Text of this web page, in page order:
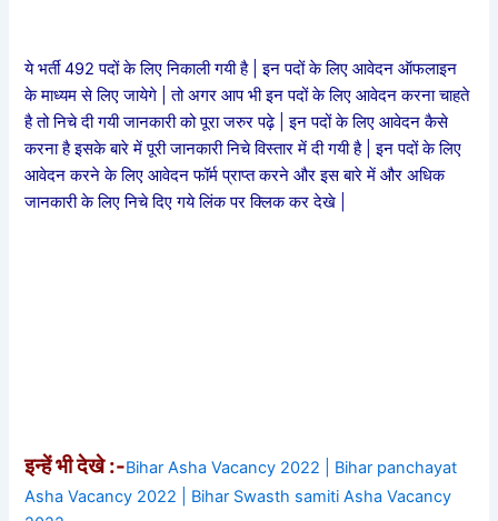
ये भर्ती 492 पदों के लिए निकाली गयी है |इन पदों के लिए आवेदन ऑफलाइन
के माध्यम से लिए जायेगे | तो अगर आप भी इन पदों के लिए आवेदन करना चाहते
है तो निचे दी गयी जानकारी को पूरा जरुर पढ़े | इन पदों के लिए आवेदन कैसे
करना है इसके बारे में पूरी जानकारी निचे विस्तार में दी गयी है | इन पदों के लिए
आवेदन करने के लिए आवेदन फॉर्म प्राप्त करने और इस बारे में और अधिक
जानकारी के लिए निचे दिए गये लिंक पर क्लिक कर देखे |
इन्हें भी देखे :-Bihar Asha Vacancy 2022 | Bihar panchayat
Asha Vacancy 2022 | Bihar Swasth samiti Asha Vacancy